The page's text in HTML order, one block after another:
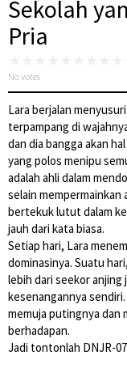
Sekolah
Pria
No votes
Lara berjalan
terpampang di
dan dia bangga akan
yang polos menipu
adalah ahli dalam
selain mempermainkan
bertekuk lutut dalam
jauh dari kata biasa.
Setiap hari, Lara
dominasinya. Suatu
lebih dari seekor
kesenangannya
memuja putingnya dan
berhadapan.
Jadi tontonlah DNJR-